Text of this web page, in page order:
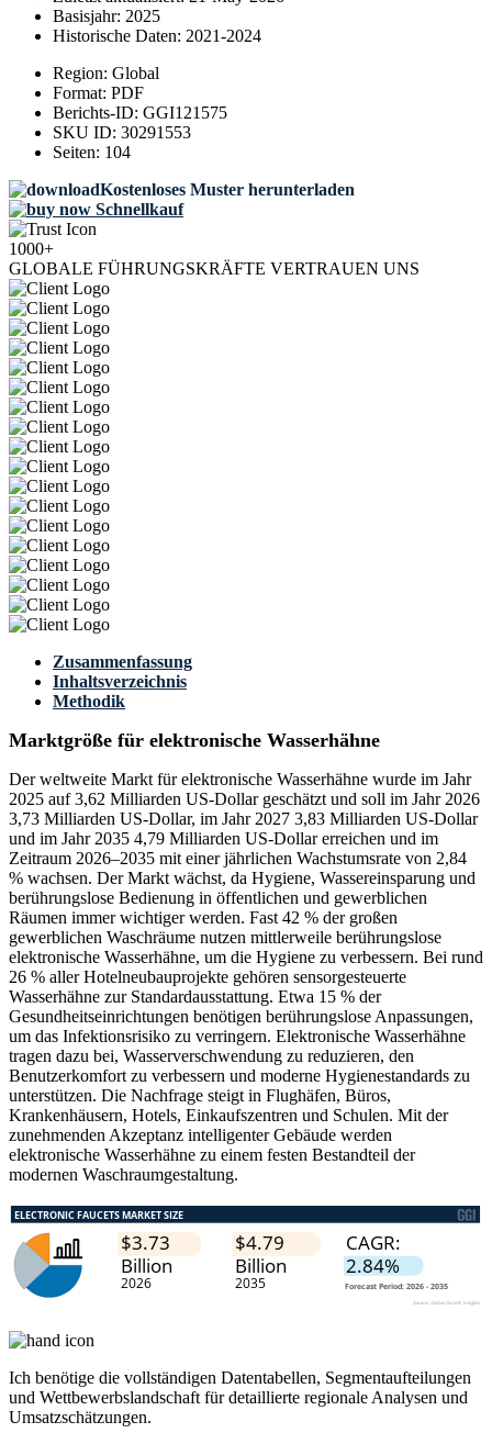
Basisjahr: 2025
Historische Daten: 2021-2024
Region: Global
Format: PDF
Berichts-ID: GGI121575
SKU ID: 30291553
Seiten: 104
Kostenloses Muster herunterladen
Schnellkauf
1000+
GLOBALE FÜHRUNGSKRÄFTE VERTRAUEN UNS
Zusammenfassung
Inhaltsverzeichnis
Methodik
Marktgröße für elektronische Wasserhähne
Der weltweite Markt für elektronische Wasserhähne wurde im Jahr
2025 auf 3,62 Milliarden US-Dollar geschätzt und soll im Jahr 2026
3,73 Milliarden US-Dollar, im Jahr 2027 3,83 Milliarden US-Dollar
und im Jahr 2035 4,79 Milliarden US-Dollar erreichen und im
Zeitraum 2026–2035 mit einer jährlichen Wachstumsrate von 2,84
% wachsen. Der Markt wächst, da Hygiene, Wassereinsparung und
berührungslose Bedienung in öffentlichen und gewerblichen
Räumen immer wichtiger werden. Fast 42 % der großen
gewerblichen Waschräume nutzen mittlerweile berührungslose
elektronische Wasserhähne, um die Hygiene zu verbessern. Bei rund
26 % aller Hotelneubauprojekte gehören sensorgesteuerte
Wasserhähne zur Standardausstattung. Etwa 15 % der
Gesundheitseinrichtungen benötigen berührungslose Anpassungen,
um das Infektionsrisiko zu verringern. Elektronische Wasserhähne
tragen dazu bei, Wasserverschwendung zu reduzieren, den
Benutzerkomfort zu verbessern und moderne Hygienestandards zu
unterstützen. Die Nachfrage steigt in Flughäfen, Büros,
Krankenhäusern, Hotels, Einkaufszentren und Schulen. Mit der
zunehmenden Akzeptanz intelligenter Gebäude werden
elektronische Wasserhähne zu einem festen Bestandteil der
modernen Waschraumgestaltung.
Ich benötige die vollständigen Datentabellen, Segmentaufteilungen
und Wettbewerbslandschaft für detaillierte regionale Analysen und
Umsatzschätzungen.